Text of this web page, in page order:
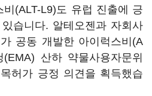
(ALT-L9)도 유럽 진출에 긍
습니다. 알테오젠과 자회사
공동 개발한 아이럭스비(A
(EMA) 산하 약물사용자문위
허가 긍정 의견을 획득했습